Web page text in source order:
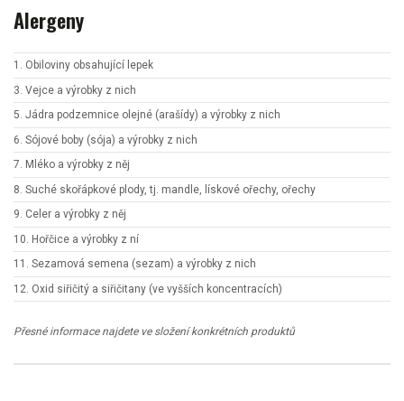
Alergeny
1. Obiloviny obsahující lepek
3. Vejce a výrobky z nich
5. Jádra podzemnice olejné (arašídy) a výrobky z nich
6. Sójové boby (sója) a výrobky z nich
7. Mléko a výrobky z něj
8. Suché skořápkové plody, tj. mandle, lískové ořechy, ořechy
9. Celer a výrobky z něj
10. Hořčice a výrobky z ní
11. Sezamová semena (sezam) a výrobky z nich
12. Oxid siřičitý a siřičitany (ve vyšších koncentracích)
Přesné informace najdete ve složení konkrétních produktů